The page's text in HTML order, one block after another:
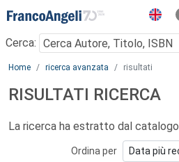
Menu
Cerca:
Main content
Home ricerca avanzata risultati
RISULTATI RICERCA
La ricerca ha estratto dal catalogo
Ordina per